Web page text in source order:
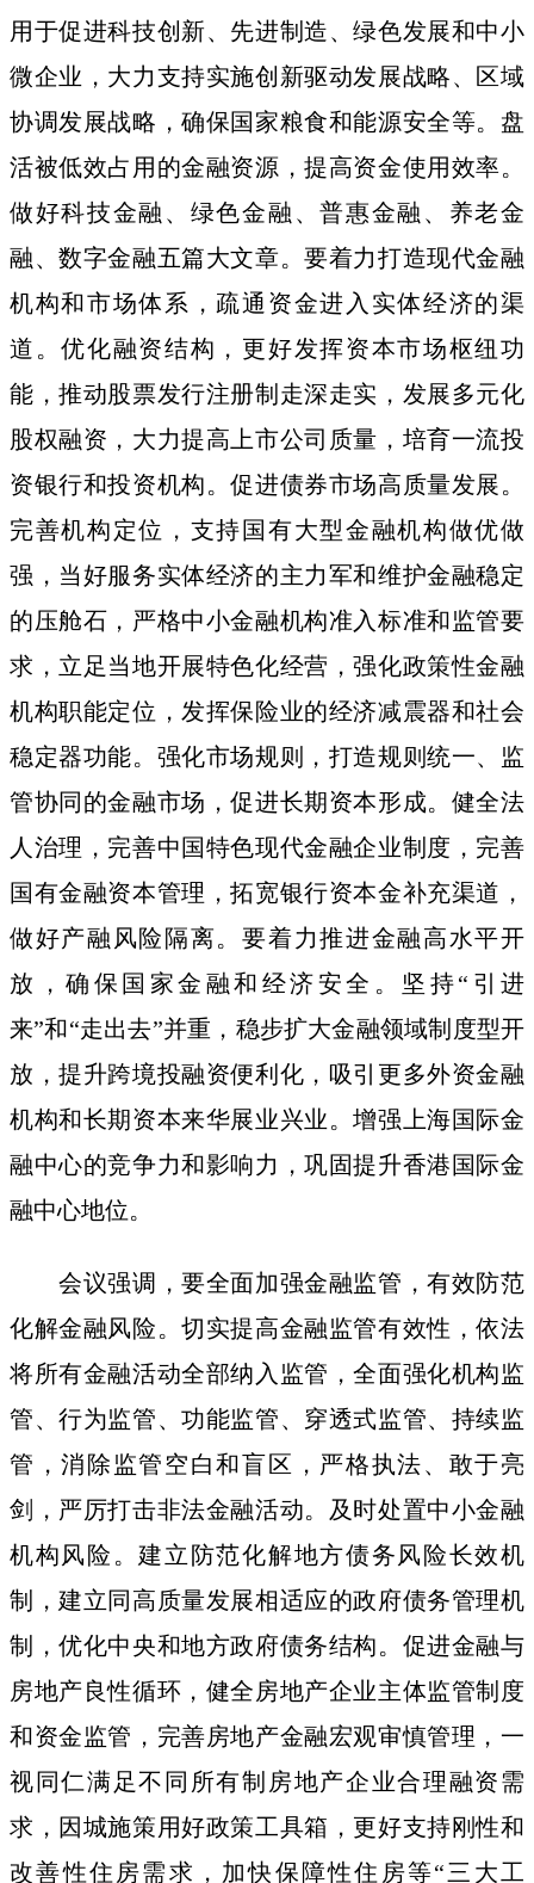
用于促进科技创新、先进制造、绿色发展和中小
微企业，大力支持实施创新驱动发展战略、区域
协调发展战略，确保国家粮食和能源安全等。盘
活被低效占用的金融资源，提高资金使用效率。
做好科技金融、绿色金融、普惠金融、养老金
融、数字金融五篇大文章。要着力打造现代金融
机构和市场体系，疏通资金进入实体经济的渠
道。优化融资结构，更好发挥资本市场枢纽功
能，推动股票发行注册制走深走实，发展多元化
股权融资，大力提高上市公司质量，培育一流投
资银行和投资机构。促进债券市场高质量发展。
完善机构定位，支持国有大型金融机构做优做
强，当好服务实体经济的主力军和维护金融稳定
的压舱石，严格中小金融机构准入标准和监管要
求，立足当地开展特色化经营，强化政策性金融
机构职能定位，发挥保险业的经济减震器和社会
稳定器功能。强化市场规则，打造规则统一、监
管协同的金融市场，促进长期资本形成。健全法
人治理，完善中国特色现代金融企业制度，完善
国有金融资本管理，拓宽银行资本金补充渠道，
做好产融风险隔离。要着力推进金融高水平开
放，确保国家金融和经济安全。坚持“引进
来”和“走出去”并重，稳步扩大金融领域制度型开
放，提升跨境投融资便利化，吸引更多外资金融
机构和长期资本来华展业兴业。增强上海国际金
融中心的竞争力和影响力，巩固提升香港国际金
融中心地位。
会议强调，要全面加强金融监管，有效防范
化解金融风险。切实提高金融监管有效性，依法
将所有金融活动全部纳入监管，全面强化机构监
管、行为监管、功能监管、穿透式监管、持续监
管，消除监管空白和盲区，严格执法、敢于亮
剑，严厉打击非法金融活动。及时处置中小金融
机构风险。建立防范化解地方债务风险长效机
制，建立同高质量发展相适应的政府债务管理机
制，优化中央和地方政府债务结构。促进金融与
房地产良性循环，健全房地产企业主体监管制度
和资金监管，完善房地产金融宏观审慎管理，一
视同仁满足不同所有制房地产企业合理融资需
求，因城施策用好政策工具箱，更好支持刚性和
改善性住房需求，加快保障性住房等“三大工